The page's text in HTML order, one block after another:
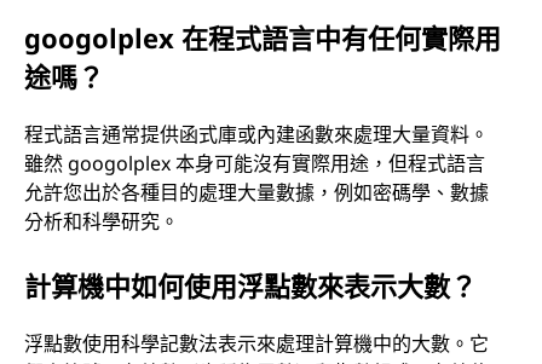
googolplex 在程式語言中有任何實際用
途嗎？
程式語言通常提供函式庫或內建函數來處理大量資料。
雖然 googolplex 本身可能沒有實際用途，但程式語言
允許您出於各種目的處理大量數據，例如密碼學、數據
分析和科學研究。
計算機中如何使用浮點數來表示大數？
浮點數使用科學記數法表示來處理計算機中的大數。它